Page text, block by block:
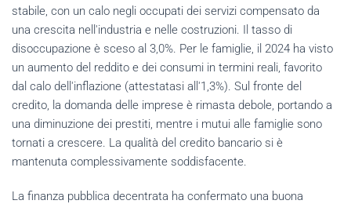
stabile, con un calo negli occupati dei servizi compensato da
una crescita nell'industria e nelle costruzioni. Il tasso di
disoccupazione è sceso al 3,0%. Per le famiglie, il 2024 ha visto
un aumento del reddito e dei consumi in termini reali, favorito
dal calo dell'inflazione (attestatasi all'1,3%). Sul fronte del
credito, la domanda delle imprese è rimasta debole, portando a
una diminuzione dei prestiti, mentre i mutui alle famiglie sono
tornati a crescere. La qualità del credito bancario si è
mantenuta complessivamente soddisfacente.
La finanza pubblica decentrata ha confermato una buona